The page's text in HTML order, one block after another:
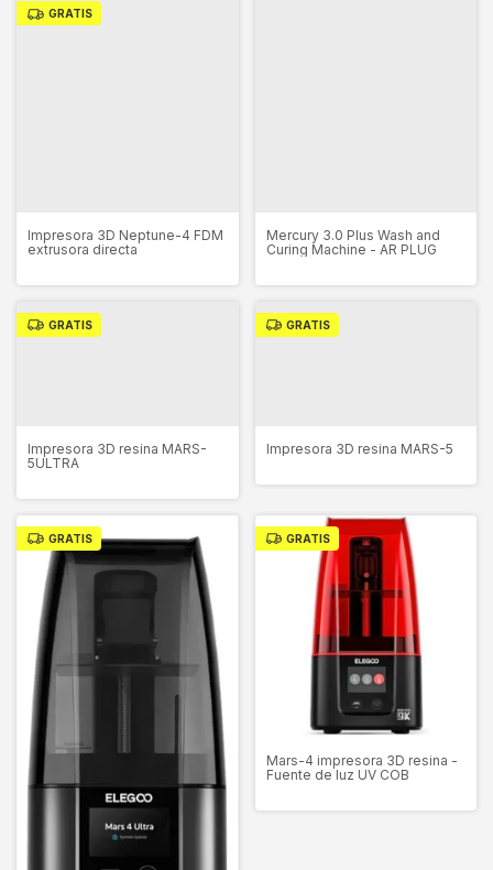
GRATIS
Impresora 3D Neptune-4 FDM
extrusora directa
Mercury 3.0 Plus Wash and
Curing Machine - AR PLUG
GRATIS
Impresora 3D resina MARS-
5ULTRA
GRATIS
Impresora 3D resina MARS-5
GRATIS GRATIS
Mars-4 impresora 3D resina -
Fuente de luz UV COB